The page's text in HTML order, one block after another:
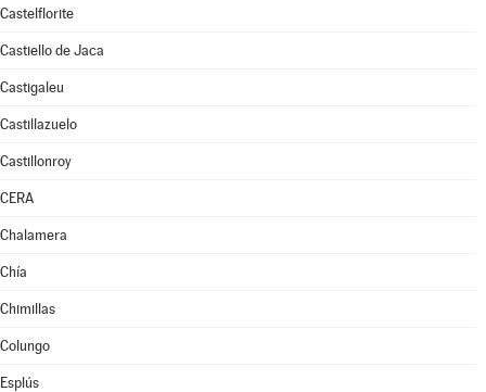
Castelflorite
Castiello de Jaca
Castigaleu
Castillazuelo
Castillonroy
CERA
Chalamera
Chía
Chimillas
Colungo
Esplús